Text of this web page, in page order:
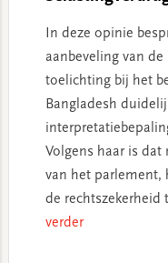
In deze opinie
aanbeveling van
toelichting bij het
Bangladesh
Volgens haar is
van het parlement,
de rechtszekerheid
verder